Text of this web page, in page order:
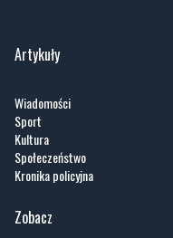
Sport
Kronika policyjna
Zobacz
Nasze HotSpoty